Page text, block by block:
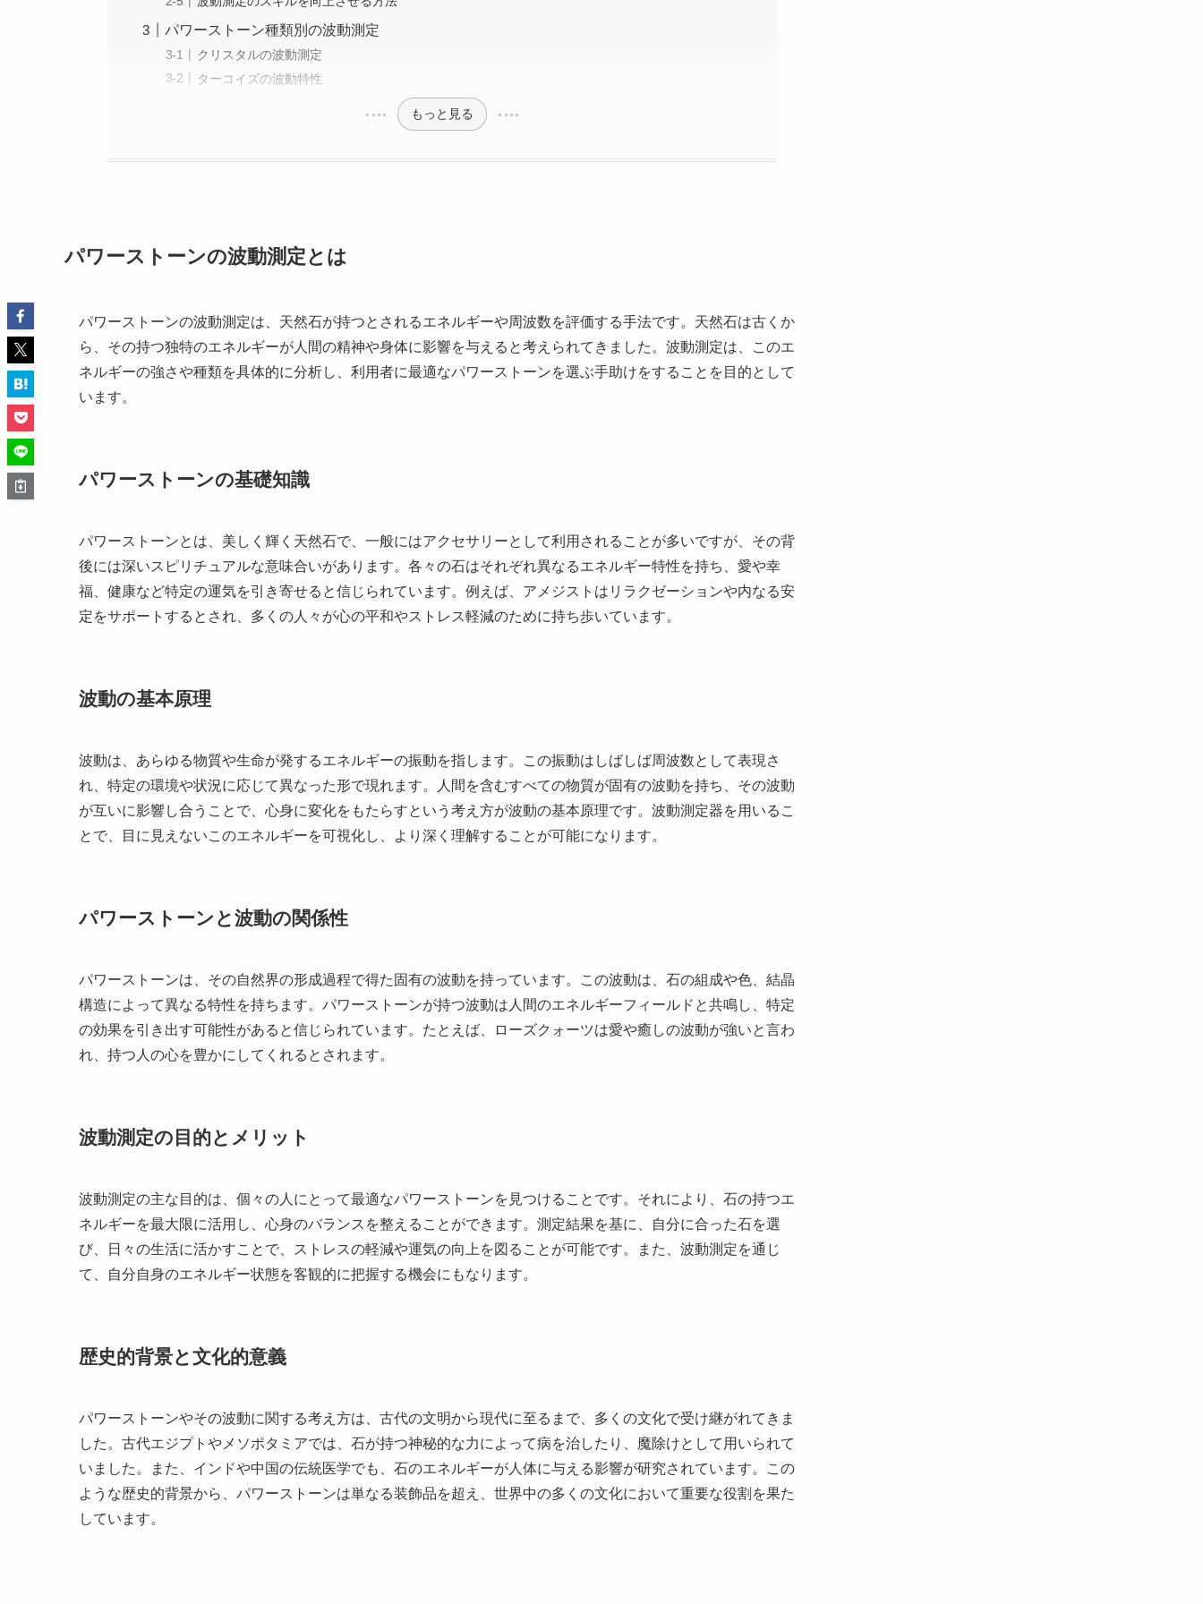
パワーストーン種類別の波動測定
クリスタルの波動測定
ターコイズの波動特性
もっと見る
パワーストーンの波動測定とは
パワーストーンの波動測定は、天然石が持つとされるエネルギーや周波数を評価する手法です。天然石は古くか
ら、その持つ独特のエネルギーが人間の精神や身体に影響を与えると考えられてきました。波動測定は、このエ
ネルギーの強さや種類を具体的に分析し、利用者に最適なパワーストーンを選ぶ手助けをすることを目的として
います。
パワーストーンの基礎知識
パワーストーンとは、美しく輝く天然石で、一般にはアクセサリーとして利用されることが多いですが、その背
後には深いスピリチュアルな意味合いがあります。各々の石はそれぞれ異なるエネルギー特性を持ち、愛や幸
福、健康など特定の運気を引き寄せると信じられています。例えば、アメジストはリラクゼーションや内なる安
定をサポートするとされ、多くの人々が心の平和やストレス軽減のために持ち歩いています。
波動の基本原理
波動は、あらゆる物質や生命が発するエネルギーの振動を指します。この振動はしばしば周波数として表現さ
れ、特定の環境や状況に応じて異なった形で現れます。人間を含むすべての物質が固有の波動を持ち、その波動
が互いに影響し合うことで、心身に変化をもたらすという考え方が波動の基本原理です。波動測定器を用いるこ
とで、目に見えないこのエネルギーを可視化し、より深く理解することが可能になります。
パワーストーンと波動の関係性
パワーストーンは、その自然界の形成過程で得た固有の波動を持っています。この波動は、石の組成や色、結晶
構造によって異なる特性を持ちます。パワーストーンが持つ波動は人間のエネルギーフィールドと共鳴し、特定
の効果を引き出す可能性があると信じられています。たとえば、ローズクォーツは愛や癒しの波動が強いと言わ
れ、持つ人の心を豊かにしてくれるとされます。
波動測定の目的とメリット
波動測定の主な目的は、個々の人にとって最適なパワーストーンを見つけることです。それにより、石の持つエ
ネルギーを最大限に活用し、心身のバランスを整えることができます。測定結果を基に、自分に合った石を選
び、日々の生活に活かすことで、ストレスの軽減や運気の向上を図ることが可能です。また、波動測定を通じ
て、自分自身のエネルギー状態を客観的に把握する機会にもなります。
歴史的背景と文化的意義
パワーストーンやその波動に関する考え方は、古代の文明から現代に至るまで、多くの文化で受け継がれてきま
した。古代エジプトやメソポタミアでは、石が持つ神秘的な力によって病を治したり、魔除けとして用いられて
いました。また、インドや中国の伝統医学でも、石のエネルギーが人体に与える影響が研究されています。この
ような歴史的背景から、パワーストーンは単なる装飾品を超え、世界中の多くの文化において重要な役割を果た
しています。